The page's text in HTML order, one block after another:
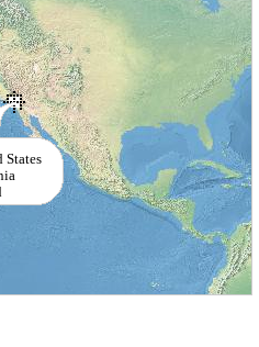
States